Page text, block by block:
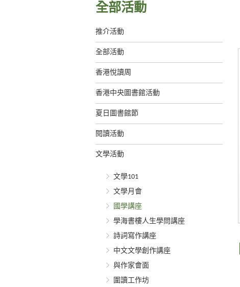
全部活動
推介活動
全部活動
香港悅讀周
香港中央圖書館活動
夏日圖書館節
閱讀活動
文學活動
文學101
文學月會
國學講座
學海書樓人生學問講座
詩詞寫作講座
中文文學創作講座
與作家會面
圍讀工作坊